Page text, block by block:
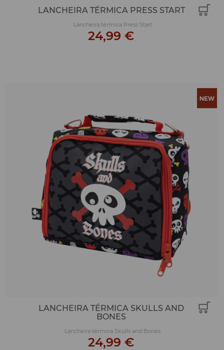
LANCHEIRA TÉRMICA PRESS START
Lancheira térmica Press Start
24,99 €
LANCHEIRA TÉRMICA SKULLS AND
BONES
Lancheira térmica Skulls and Bones
24,99 €